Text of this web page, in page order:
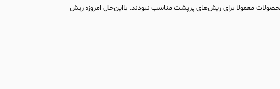
معمولا برای ریش‌های پرپشت مناسب نبودند. بااین‌حال امروزه ریش